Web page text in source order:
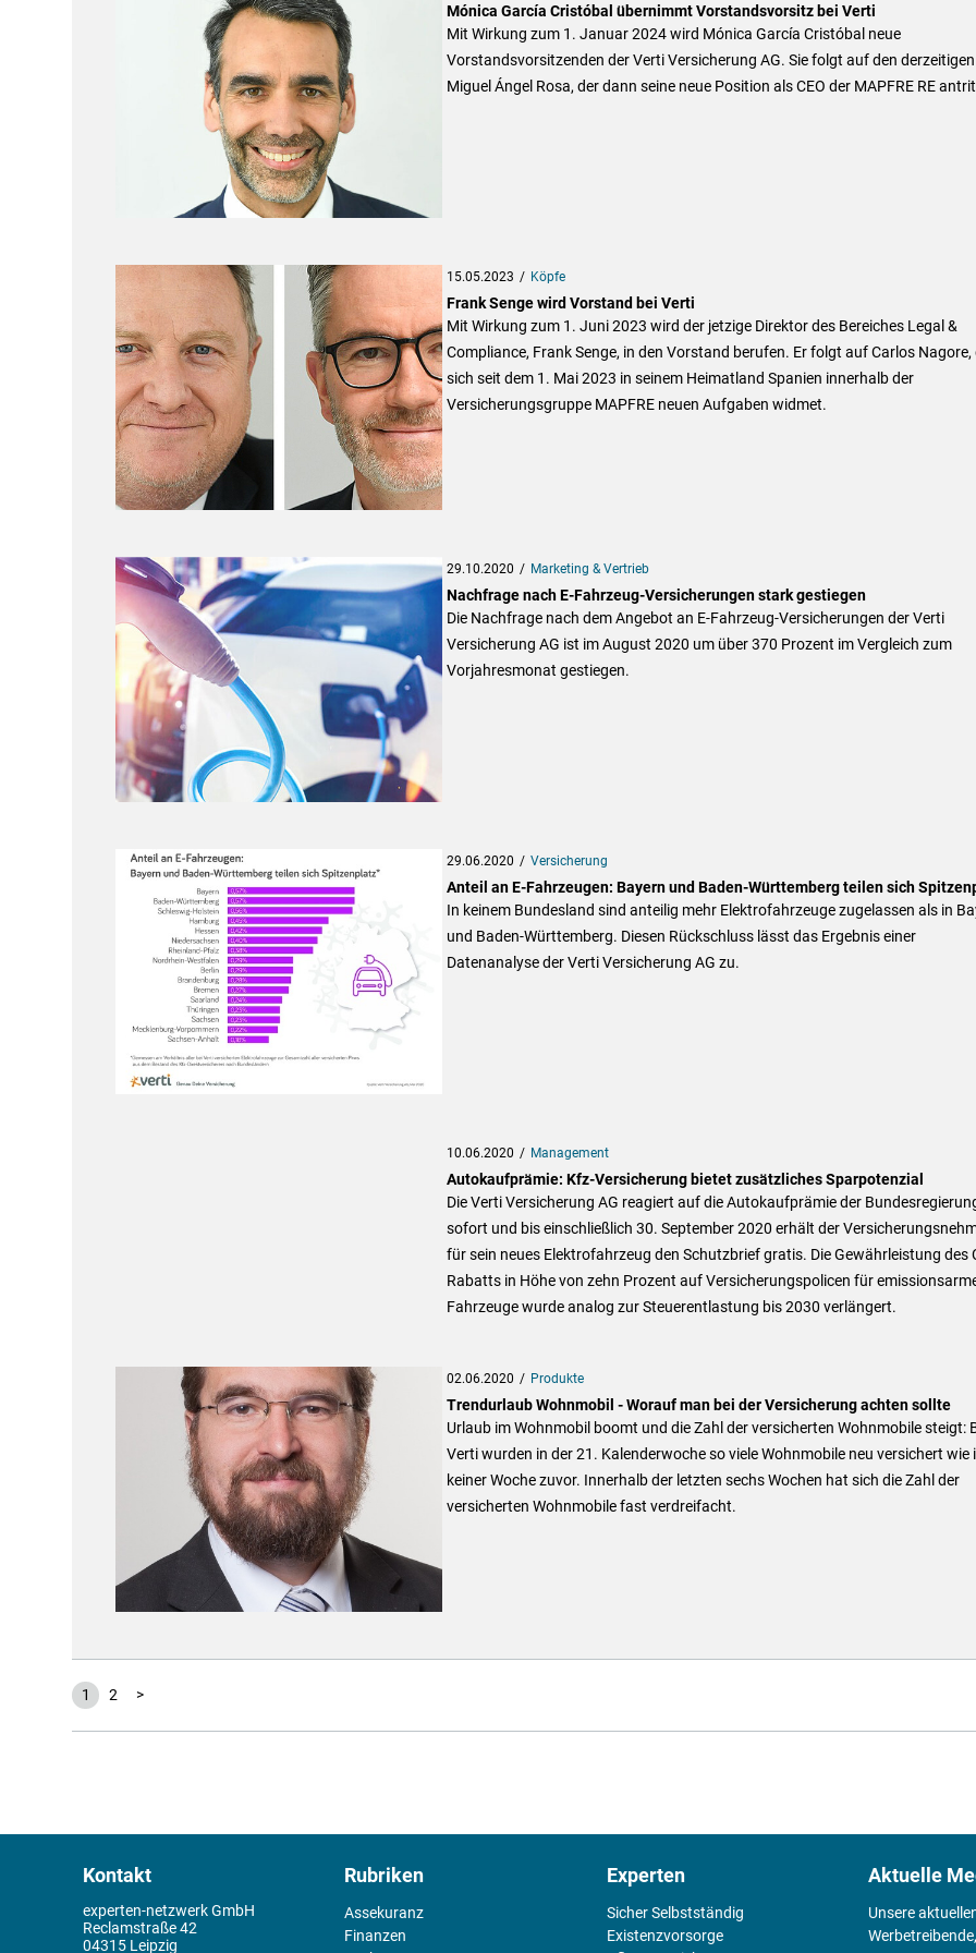
Mónica García Cristóbal übernimmt Vorstandsvorsitz bei Verti
Mit Wirkung zum 1. Januar 2024 wird Mónica García Cristóbal neue
Vorstandsvorsitzenden der Verti Versicherung AG. Sie folgt auf den derzeitigen
Miguel Ángel Rosa, der dann seine neue Position als CEO der MAPFRE RE
15.05.2023 Köpfe
Frank Senge wird Vorstand bei Verti
Mit Wirkung zum 1. Juni 2023 wird der jetzige Direktor des Bereiches Legal &
Compliance, Frank Senge, in den Vorstand berufen. Er folgt auf Carlos Nagore,
sich seit dem 1. Mai 2023 in seinem Heimatland Spanien innerhalb der
Versicherungsgruppe MAPFRE neuen Aufgaben widmet.
29.10.2020 Marketing & Vertrieb
Nachfrage nach E-Fahrzeug-Versicherungen stark gestiegen
Die Nachfrage nach dem Angebot an E-Fahrzeug-Versicherungen der Verti
Versicherung AG ist im August 2020 um über 370 Prozent im Vergleich zum
Vorjahresmonat gestiegen.
29.06.2020 Versicherung
Anteil an E-Fahrzeugen: Bayern und Baden-Württemberg teilen sich
In keinem Bundesland sind anteilig mehr Elektrofahrzeuge zugelassen als in
und Baden-Württemberg. Diesen Rückschluss lässt das Ergebnis einer
Datenanalyse der Verti Versicherung AG zu.
10.06.2020 Management
Autokaufprämie: Kfz-Versicherung bietet zusätzliches Sparpotenzial
Die Verti Versicherung AG reagiert auf die Autokaufprämie der
sofort und bis einschließlich 30. September 2020 erhält der
für sein neues Elektrofahrzeug den Schutzbrief gratis. Die Gewährleistung des
Rabatts in Höhe von zehn Prozent auf Versicherungspolicen für
Fahrzeuge wurde analog zur Steuerentlastung bis 2030 verlängert.
02.06.2020 Produkte
Trendurlaub Wohnmobil - Worauf man bei der Versicherung achten sollte
Urlaub im Wohnmobil boomt und die Zahl der versicherten Wohnmobile steigt:
Verti wurden in der 21. Kalenderwoche so viele Wohnmobile neu versichert wie
keiner Woche zuvor. Innerhalb der letzten sechs Wochen hat sich die Zahl der
versicherten Wohnmobile fast verdreifacht.
1 2 >
Kontakt
experten-netzwerk GmbH
Reclamstraße 42
04315 Leipzig
Rubriken
Assekuranz
Finanzen
Experten
Sicher Selbstständig
Existenz­vorsorge
Aktuelle
Unsere